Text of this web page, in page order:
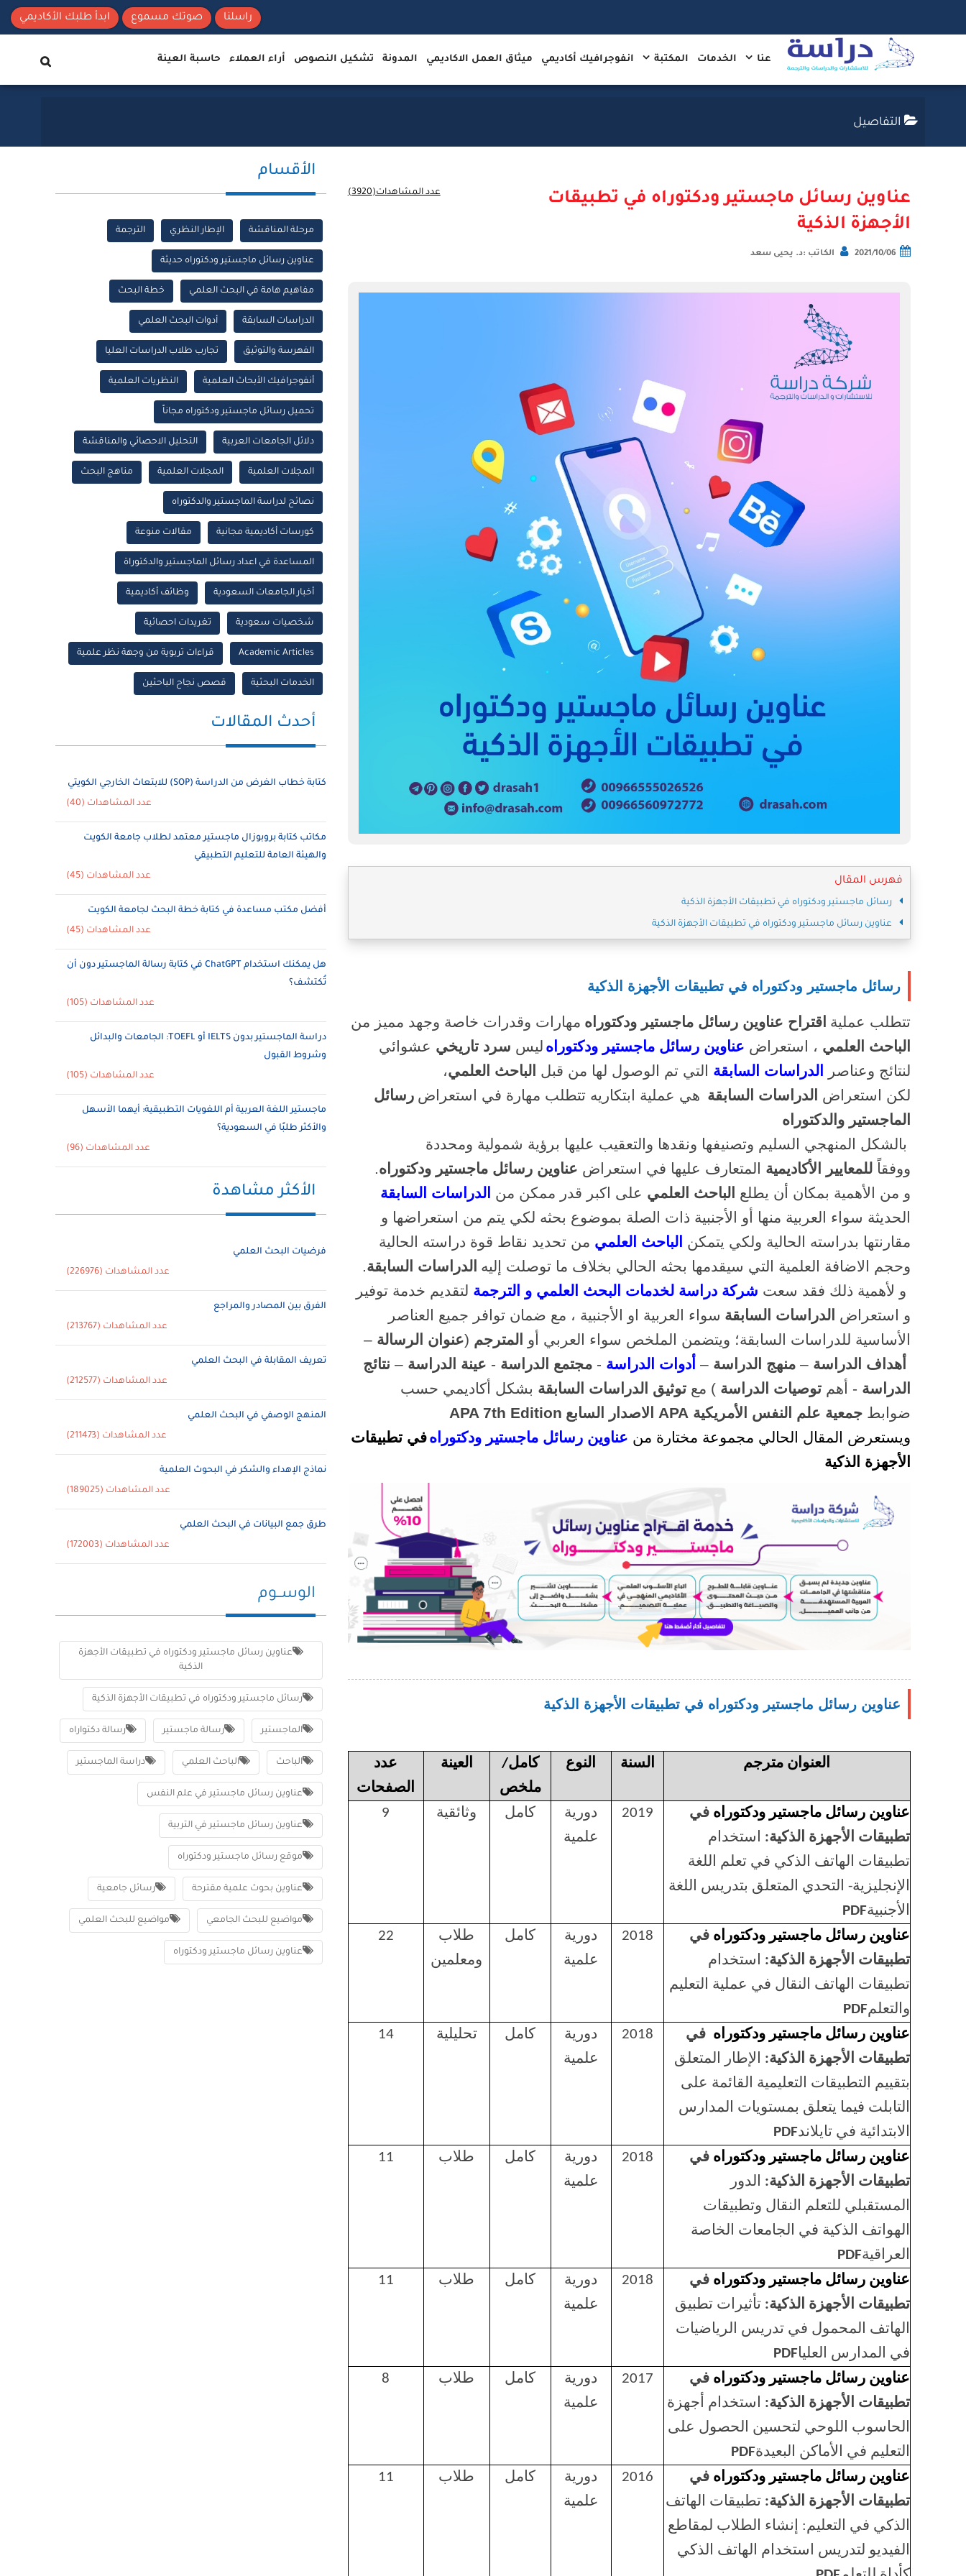
ابدأ طلبك الأكاديمي صوتك مسموع راسلنا
عنا الخدمات المكتبة انفوجرافيك أكاديمي ميثاق العمل الاكاديمي المدونة تشكيل النصوص أراء العملاء حاسبة العينة
التفاصيل
عناوين رسائل ماجستير ودكتوراه في تطبيقات
الأجهزة الذكية
2021/10/06 الكاتب :د. يحيى سعد
عدد المشاهدات(3920)
فهرس المقال
رسائل ماجستير ودكتوراه في تطبيقات الأجهزة الذكية
عناوين رسائل ماجستير ودكتوراه في تطبيقات الأجهزة الذكية
رسائل ماجستير ودكتوراه في تطبيقات الأجهزة الذكية
تتطلب عملية اقتراح عناوين رسائل ماجستير ودكتوراه مهارات وقدرات خاصة وجهد مميز من
الباحث العلمي ، استعراض عناوين رسائل ماجستير ودكتوراه ليس سرد تاريخي عشوائي
لنتائج وعناصر
الدراسات السابقة التي تم الوصول لها من قبل الباحث العلمي،
لكن استعراض الدراسات السابقة هي عملية ابتكاريه تتطلب مهارة في استعراض رسائل
الماجستير والدكتوراه
بالشكل المنهجي السليم وتصنيفها ونقدها والتعقيب عليها برؤية شمولية ومحددة
ووفقاً للمعايير الأكاديمية المتعارف عليها في استعراض عناوين رسائل ماجستير ودكتوراه.
و من الأهمية بمكان أن يطلع الباحث العلمي على اكبر قدر ممكن من الدراسات السابقة
الحديثة سواء العربية منها أو الأجنبية ذات الصلة بموضوع بحثه لكي يتم من استعراضها و
مقارنتها بدراسته الحالية ولكي يتمكن الباحث العلمي من تحديد نقاط قوة دراسته الحالية
وحجم الاضافة العلمية التي سيقدمها بحثه الحالي بخلاف ما توصلت إليه الدراسات السابقة.
و لأهمية ذلك فقد سعت شركة دراسة لخدمات البحث العلمي و الترجمة لتقديم خدمة توفير
و استعراض الدراسات السابقة سواء العربية او الأجنبية ، مع ضمان توافر جميع العناصر
الأساسية للدراسات السابقة؛ ويتضمن الملخص سواء العربي أو المترجم (عنوان الرسالة –
أهداف الدراسة – منهج الدراسة – أدوات الدراسة - مجتمع الدراسة - عينة الدراسة – نتائج
الدراسة - أهم توصيات الدراسة ) مع توثيق الدراسات السابقة بشكل أكاديمي حسب
ضوابط جمعية علم النفس الأمريكية APA الاصدار السابع APA 7th Edition
ويستعرض المقال الحالي مجموعة مختارة من عناوين رسائل ماجستير ودكتوراهفي تطبيقات
الأجهزة الذكية
عناوين رسائل ماجستير ودكتوراه في تطبيقات الأجهزة الذكية
العنوان مترجم السنة النوع
كامل/
ملخص
العينة
عدد
الصفحات
عناوين رسائل ماجستير ودكتوراهفي
تطبيقات الأجهزة الذكية: استخدام
تطبيقات الهاتف الذكي في تعلم اللغة
الإنجليزية- التحدي المتعلق بتدريس اللغة
الأجنبيةPDF
2019
دورية
علمية
كامل وثائقية 9
عناوين رسائل ماجستير ودكتوراهفي
تطبيقات الأجهزة الذكية: استخدام
تطبيقات الهاتف النقال في عملية التعليم
والتعلمPDF
2018
دورية
علمية
كامل
طلاب
ومعلمين
22
عناوين رسائل ماجستير ودكتوراه في
تطبيقات الأجهزة الذكية: الإطار المتعلق
بتقييم التطبيقات التعليمية القائمة على
التابلت فيما يتعلق بمستويات المدارس
الابتدائية في تايلاندPDF
2018
دورية
علمية
كامل تحليلية 14
عناوين رسائل ماجستير ودكتوراهفي
تطبيقات الأجهزة الذكية: الدور
المستقبلي للتعلم النقال وتطبيقات
الهواتف الذكية في الجامعات الخاصة
العراقيةPDF
2018
دورية
علمية
كامل طلاب 11
عناوين رسائل ماجستير ودكتوراهفي
تطبيقات الأجهزة الذكية: تأثيرات تطبيق
الهاتف المحمول في تدريس الرياضيات
في المدارس العلياPDF
2018
دورية
علمية
كامل طلاب 11
عناوين رسائل ماجستير ودكتوراهفي
تطبيقات الأجهزة الذكية: استخدام أجهزة
الحاسوب اللوحي لتحسين الحصول على
التعليم في الأماكن البعيدةPDF
2017
دورية
علمية
كامل طلاب 8
عناوين رسائل ماجستير ودكتوراهفي
تطبيقات الأجهزة الذكية: تطبيقات الهاتف
الذكي في التعليم: إنشاء الطلاب لمقاطع
الفيديو لتدريس استخدام الهاتف الذكي
2016
دورية
علمية
كامل طلاب 11
الأقسام
مرحلة المناقشة الإطار النظري الترجمة
عناوين رسائل ماجستير ودكتوراه حديثة
مفاهيم هامة في البحث العلمي خطة البحث
الدراسات السابقة أدوات البحث العلمي
الفهرسة والتوثيق تجارب طلاب الدراسات العليا
أنفوجرافيك الأبحاث العلمية النظريات العلمية
تحميل رسائل ماجستير ودكتوراه مجاناً
دلائل الجامعات العربية التحليل الاحصائي والمناقشة
المجلات العلمية المجلات العلمية مناهج البحث
نصائح لدراسة الماجستير والدكتوراه
كورسات أكاديمية مجانية مقالات منوعة
المساعدة في اعداد رسائل الماجستير والدكتوراة
أخبار الجامعات السعودية وظائف أكاديمية
شخصيات سعودية تغريدات احصائية
Academic Articles قراءات تربوية من وجهة نظر علمية
الخدمات البحثية قصص نجاح الباحثين
أحدث المقالات
كتابة خطاب الغرض من الدراسة (SOP) للابتعاث الخارجي الكويتي
عدد المشاهدات (40)
مكاتب كتابة بروبوزال ماجستير معتمد لطلاب جامعة الكويت
والهيئة العامة للتعليم التطبيقي
عدد المشاهدات (45)
أفضل مكتب مساعدة في كتابة خطة البحث لجامعة الكويت
عدد المشاهدات (45)
هل يمكنك استخدام ChatGPT في كتابة رسالة الماجستير دون أن
تُكتشف؟
عدد المشاهدات (105)
دراسة الماجستير بدون IELTS أو TOEFL: الجامعات والبدائل
وشروط القبول
عدد المشاهدات (105)
ماجستير اللغة العربية أم اللغويات التطبيقية: أيهما الأسهل
والأكثر طلبًا في السعودية؟
عدد المشاهدات (96)
الأكثر مشاهدة
فرضيات البحث العلمي
عدد المشاهدات (226976)
الفرق بين المصادر والمراجع
عدد المشاهدات (213767)
تعريف المقابلة في البحث العلمي
عدد المشاهدات (212577)
المنهج الوصفي في البحث العلمي
عدد المشاهدات (211473)
نماذج الإهداء والشكر في البحوث العلمية
عدد المشاهدات (189025)
طرق جمع البيانات في البحث العلمي
عدد المشاهدات (172003)
الوســوم
عناوين رسائل ماجستير ودكتوراه في تطبيقات الأجهزة
الذكية
رسائل ماجستير ودكتوراه في تطبيقات الأجهزة الذكية
الماجستير رسالة ماجستير رسالة دكتواراه
الباحث الباحث العلمي دراسة الماجستير
عناوين رسائل ماجستير في علم النفس
عناوين رسائل ماجستير في التربية
موقع رسائل ماجستير ودكتوراه
عناوين بحوث علمية مقترحة رسائل جامعية
مواضيع للبحث الجامعي مواضيع للبحث العلمي
عناوين رسائل ماجستير ودكتوراه